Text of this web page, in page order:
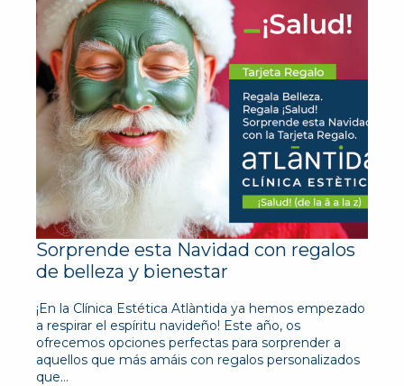
Sorprende esta Navidad con regalos
de belleza y bienestar
¡En la Clínica Estética Atlàntida ya hemos empezado
a respirar el espíritu navideño! Este año, os
ofrecemos opciones perfectas para sorprender a
aquellos que más amáis con regalos personalizados
que…